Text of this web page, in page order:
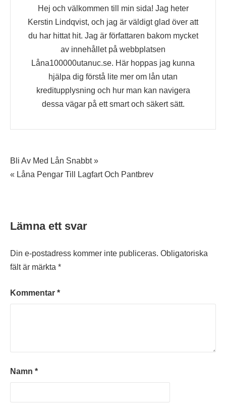
Hej och välkommen till min sida! Jag heter
Kerstin Lindqvist, och jag är väldigt glad över att
du har hittat hit. Jag är författaren bakom mycket
av innehållet på webbplatsen
Låna100000utanuc.se. Här hoppas jag kunna
hjälpa dig förstå lite mer om lån utan
kreditupplysning och hur man kan navigera
dessa vägar på ett smart och säkert sätt.
Inläggsnavigering
Bli Av Med Lån Snabbt »
« Låna Pengar Till Lagfart Och Pantbrev
Lämna ett svar
Din e-postadress kommer inte publiceras. Obligatoriska
fält är märkta *
Kommentar *
Namn *